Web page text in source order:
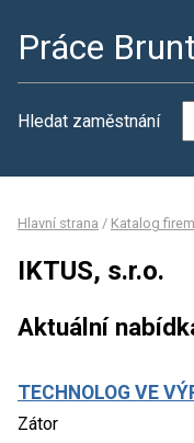
Práce
Hledat zaměstnání
Hlavní strana / Katalog firem
IKTUS, s.r.o.
Aktuální
TECHNOLOG VE
Zátor